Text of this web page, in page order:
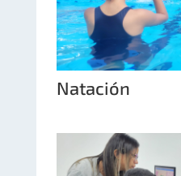
Natación